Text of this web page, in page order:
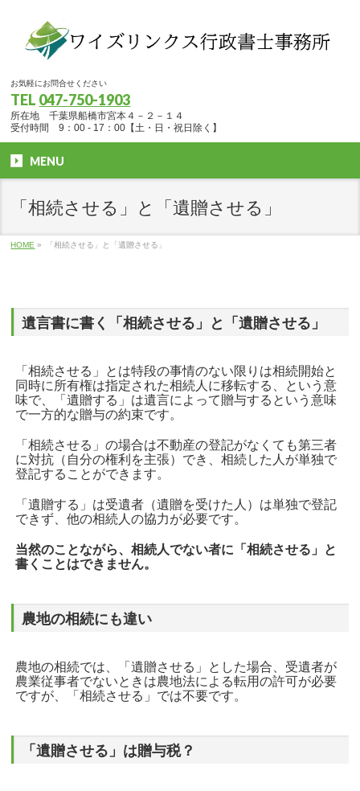
お気軽にお問合せください
TEL 047-750-1903
所在地 千葉県船橋市宮本４－２－１４
受付時間 9：00 - 17：00【土・日・祝日除く】
MENU
「相続させる」と「遺贈させる」
HOME » 「相続させる」と「遺贈させる」
遺言書に書く「相続させる」と「遺贈させる」
「相続させる」とは特段の事情のない限りは相続開始と
同時に所有権は指定された相続人に移転する、という意
味で、「遺贈する」は遺言によって贈与するという意味
で一方的な贈与の約束です。
「相続させる」の場合は不動産の登記がなくても第三者
に対抗（自分の権利を主張）でき、相続した人が単独で
登記することができます。
「遺贈する」は受遺者（遺贈を受けた人）は単独で登記
できず、他の相続人の協力が必要です。
当然のことながら、相続人でない者に「相続させる」と
書くことはできません。
農地の相続にも違い
農地の相続では、「遺贈させる」とした場合、受遺者が
農業従事者でないときは農地法による転用の許可が必要
ですが、「相続させる」では不要です。
「遺贈させる」は贈与税？